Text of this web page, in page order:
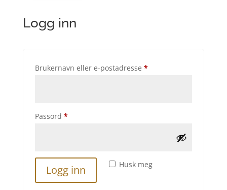
Logg inn
Brukernavn eller e-postadresse *Påkrevd
Passord *Påkrevd
Husk meg
Logg inn